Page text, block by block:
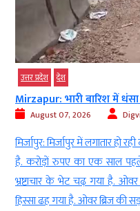
उत्तर प्रदेश देश
Mirzapur: भारी बारिश में
August 07, 2026
मिर्जापुर: मिर्जापुर में लगातार हो
है. करोड़ों रुपए का एक साल
भ्रष्टाचार के भेट चढ़ गया है.
हिस्सा ढह गया है. ओवर ब्रिज